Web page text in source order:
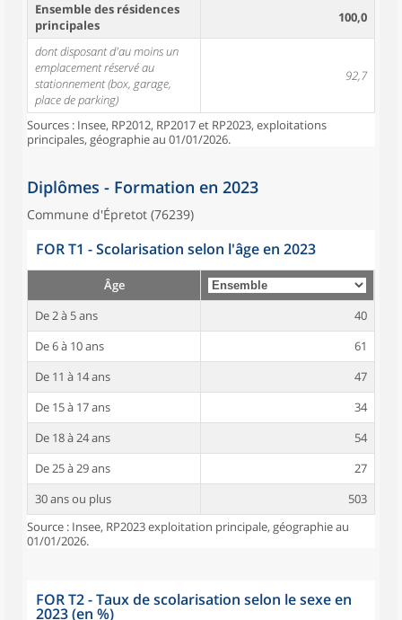
Ensemble des résidences
principales
100,0
dont disposant d'au moins un
emplacement réservé au
stationnement (box, garage,
place de parking)
92,7
Sources : Insee, RP2012, RP2017 et RP2023, exploitations
principales, géographie au 01/01/2026.
Diplômes - Formation en 2023
Commune d'Épretot (76239)
FOR T1 - Scolarisation selon l'âge en 2023
Âge
De 2 à 5 ans
40
De 6 à 10 ans
61
De 11 à 14 ans
47
De 15 à 17 ans
34
De 18 à 24 ans
54
De 25 à 29 ans
27
30 ans ou plus
503
Source : Insee, RP2023 exploitation principale, géographie au
01/01/2026.
FOR T2 - Taux de scolarisation selon le sexe en
2023 (en %)